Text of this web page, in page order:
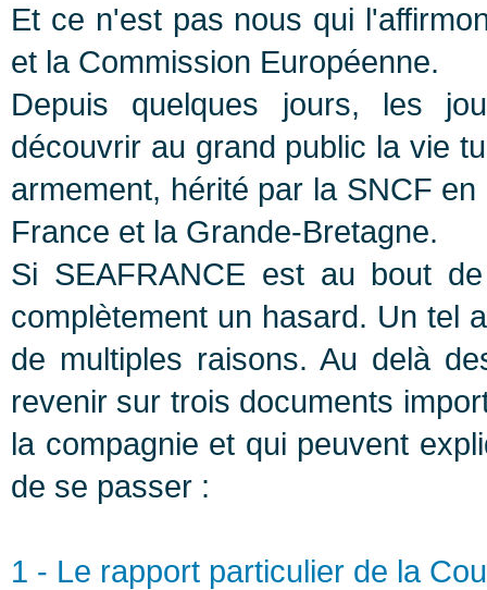
Et ce n'est pas nous qui
et la Commission Européenne.
Depuis quelques jours, les
découvrir au grand public la vie
armement, hérité par la SNCF
France et la Grande-Bretagne.
Si SEAFRANCE est au bout
complètement un hasard. Un tel
de multiples raisons. Au delà
revenir sur trois documents
la compagnie et qui peuvent
de se passer :
1 - Le rapport particulier de la